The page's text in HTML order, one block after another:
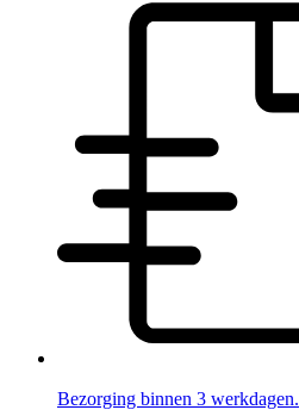
Bezorging binnen 3 werkdagen.